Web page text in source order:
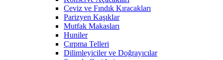
Ceviz ve Fındık Kıracakları
Parizyen Kaşıklar
Mutfak Makasları
Huniler
Çırpma Telleri
Dilimleyiciler ve Doğrayıcılar